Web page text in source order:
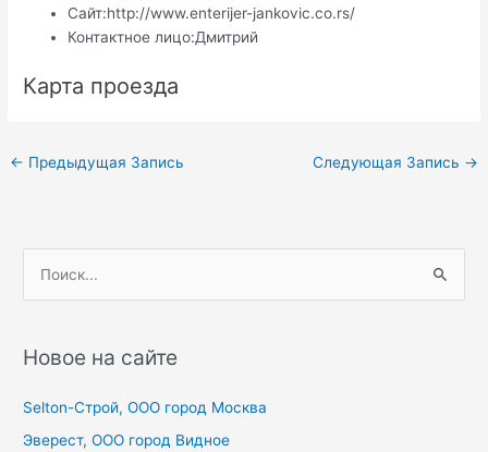
Сайт:http://www.enterijer-jankovic.co.rs/
Контактное лицо:Дмитрий
Карта проезда
Навигация
← Предыдущая Запись Следующая Запись →
с
:
Новое на сайте
Selton-Строй, OOO город Москва
Эверест, ООО город Видное